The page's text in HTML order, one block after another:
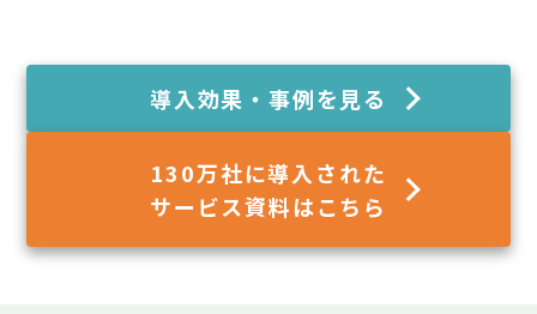
導入効果・事例を見る
130万社に導入された
サービス資料はこちら